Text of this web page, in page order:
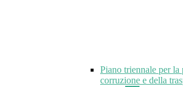
Piano triennale per la
corruzione e della